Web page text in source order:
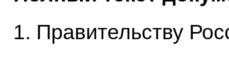
1. Правительству